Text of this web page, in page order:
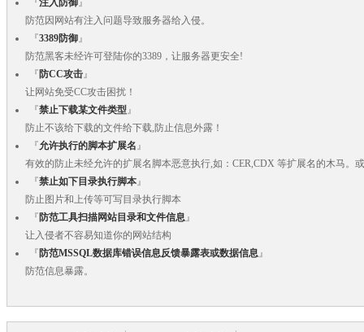
『注入防御』
防范因网站有注入问题导致服务器给入侵。
『3389防御』
防范黑客未经许可登陆你的3389，让服务器更安全!
『 防CC攻击』
让网站免受CC攻击困扰！
『禁止下载某文件类型』
防止不该给下载的文件给下载,防止信息外露！
『允许执行的脚本扩展名 』
有效的防止未经允许的扩展名脚本恶意执行,如：CER,CDX 等扩展名的木马。
『禁止如下目录执行脚本』
防止图片和上传等可写目录执行脚本
『 防范工具扫描网站目录和文件信息』
让入侵者不容易知道你的网站结构
『 防范MSSQL数据库错误信息反馈暴露表或数据信息』
防范信息暴露。